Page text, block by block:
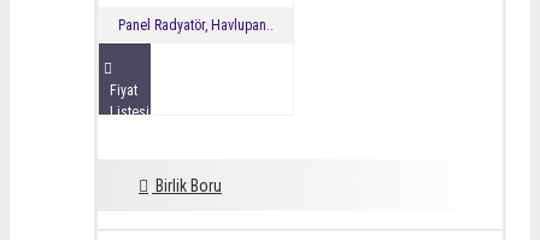
Panel Radyatör, Havlupan..
Fiyat
Listesini
Birlik Boru